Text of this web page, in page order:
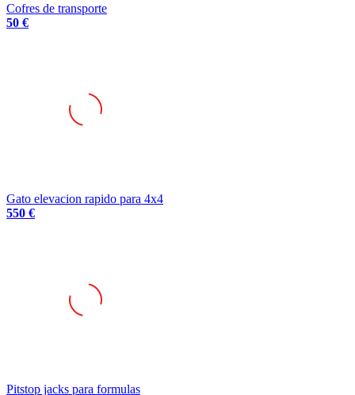
Cofres de transporte
50 €
Gato elevacion rapido para 4x4
550 €
Pitstop jacks para formulas